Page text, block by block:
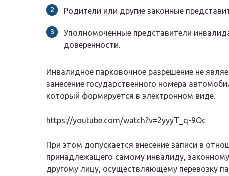
Родители или другие законные
Уполномоченные представители
доверенности.
Инвалидное парковочное разрешение не
занесение государственного номера
который формируется в электронном виде.
https://youtube.com/watch?v=2yyyT_q-9Oc
При этом допускается внесение записи в
принадлежащего самому инвалиду,
другому лицу, осуществляющему перевозку